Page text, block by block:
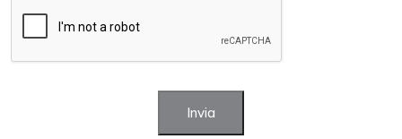
Invia